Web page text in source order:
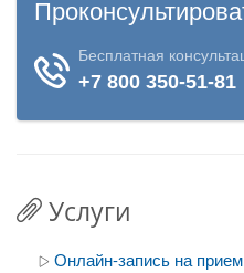
Услуги
Онлайн-запись на прием